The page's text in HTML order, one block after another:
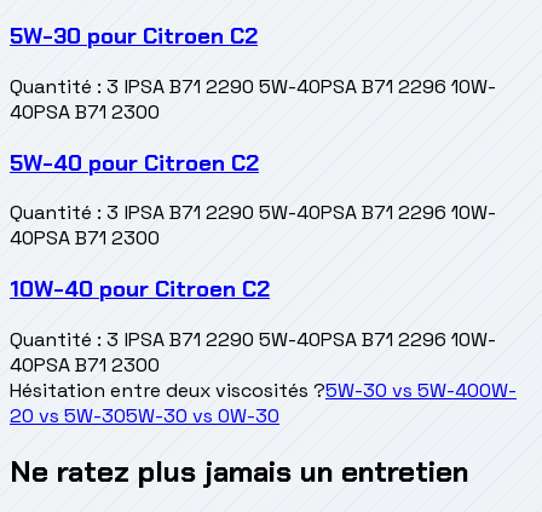
5W-30 pour Citroen C2
Quantité : 3 lPSA B71 2290 5W-40PSA B71 2296 10W-
40PSA B71 2300
5W-40 pour Citroen C2
Quantité : 3 lPSA B71 2290 5W-40PSA B71 2296 10W-
40PSA B71 2300
10W-40 pour Citroen C2
Quantité : 3 lPSA B71 2290 5W-40PSA B71 2296 10W-
40PSA B71 2300
Hésitation entre deux viscosités ?5W-30 vs 5W-400W-
20 vs 5W-305W-30 vs 0W-30
Ne ratez plus jamais un entretien